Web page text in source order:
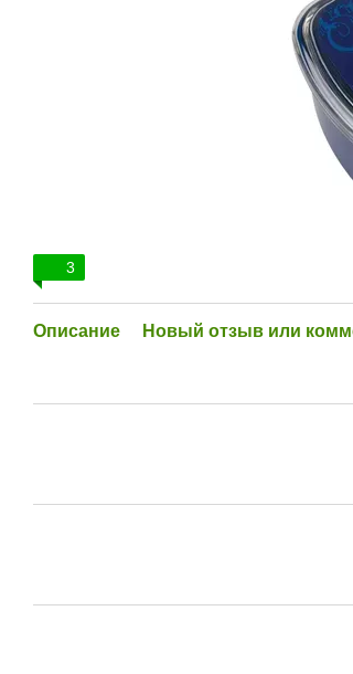
3
Описание Новый отзыв или